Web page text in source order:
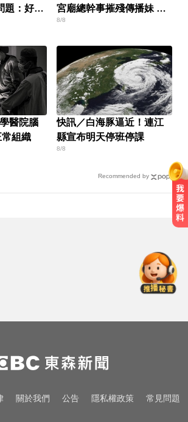
題：好牌
宮廟總幹事摧殘傳播妹 下
場出爐
8/8
醫院腦
組織
快訊／白海豚逼近！連江
縣宣布明天停班停課
8/8
Recommended by
4人喪命
燒好不了？醫揭精準診斷關
腰痛？醫揭攝護腺癌奪命警
關於我們 公告 隱私權政策 常見問題